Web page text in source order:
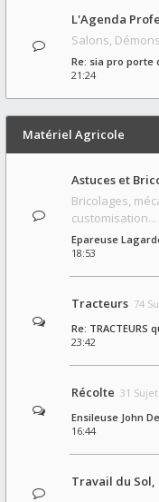
L'Agenda
Salons,
Re: sia pro porte
21:24
Matériel Agricole
Astuces et
Bricolages,
customisation...
Epareuse
18:53
Tracteurs 74
Re: TRACTEURS
23:42
Récolte 31
Ensileuse John
16:44
Travail du Sol,